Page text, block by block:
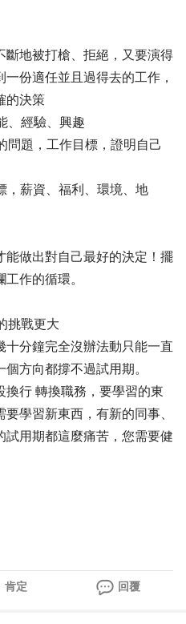
斷地被打槍、拒絕，又要演得
份適任並且過得去的工作，
的決策
、經驗、興趣
問題，工作目標，證明自己
，薪資、福利、環境、地
能做出對自己最好的決定！擺
作的循環。
挑戰更大
十分鐘完全沒辦法動只能一直
方向都撐不過試用期。
換行 轉換職務，要學習的東
學習新東西，有新的同事、
用期都這麼痛苦，您需要健
肯定 回覆